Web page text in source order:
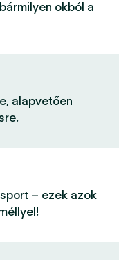
okból a
alapvetően
– ezek azok